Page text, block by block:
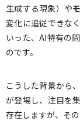
生成する現象）や
変化に追従できな
いった、AI特有の
のです。
こうした背景から
が登場し、注目を
存在しますが、そ